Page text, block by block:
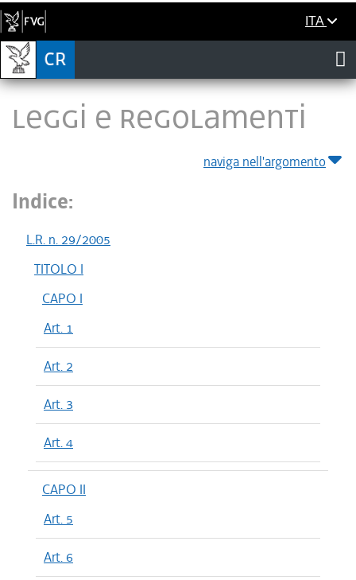
ITA
LEGGI E REGOLAMENTI
naviga nell'argomento
Indice:
L.R. n. 29/2005
TITOLO I
CAPO I
Art. 1
Art. 2
Art. 3
Art. 4
CAPO II
Art. 5
Art. 6